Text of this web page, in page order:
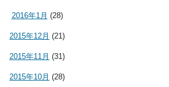
2016年1月 (28)
2015年12月 (21)
2015年11月 (31)
2015年10月 (28)